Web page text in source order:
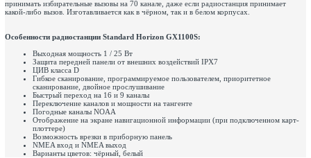
принимать избирательные вызовы на 70 канале, даже если радиостанция принимает
какой-либо вызов. Изготавливается как в чёрном, так и в белом корпусах.
Особенности радиостанции Standard Horizon GX1100S:
Выходная мощность 1 / 25 Вт
Защита передней панели от внешних воздействий IPX7
ЦИВ класса D
Гибкое сканирование, программируемое пользователем, приоритетное
сканирование, двойное прослушивание
Быстрый переход на 16 и 9 каналы
Переключение каналов и мощности на тангенте
Погодные каналы NOAA
Отображение на экране навигационной информации (при подключенном карт-
плоттере)
Возможность врезки в приборную панель
NMEA вход и NMEA выход
Варианты цветов: чёрный, белый